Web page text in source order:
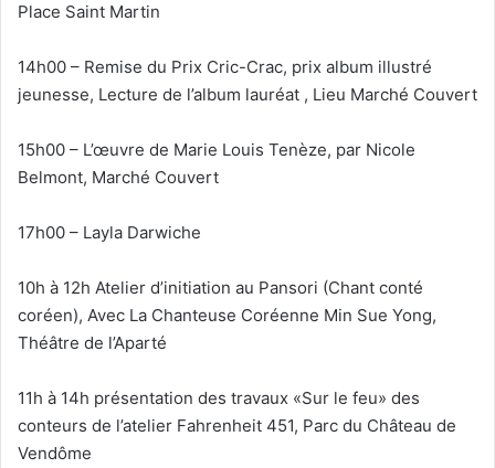
Place Saint Martin
14h00 – Remise du Prix Cric-Crac, prix album illustré
jeunesse, Lecture de l’album lauréat , Lieu Marché Couvert
15h00 – L’œuvre de Marie Louis Tenèze, par Nicole
Belmont, Marché Couvert
17h00 – Layla Darwiche
10h à 12h Atelier d’initiation au Pansori (Chant conté
coréen), Avec La Chanteuse Coréenne Min Sue Yong,
Théâtre de l’Aparté
11h à 14h présentation des travaux «Sur le feu» des
conteurs de l’atelier Fahrenheit 451, Parc du Château de
Vendôme